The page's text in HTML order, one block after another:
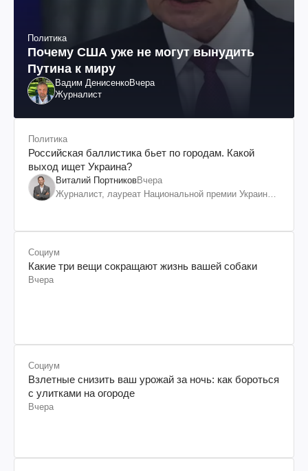
Политика
Почему США уже не могут вынудить
Путина к миру
Вадим ДенисенкоВчера
Журналист
Политика
Российская баллистика бьет по городам. Какой
выход ищет Украина?
Виталий ПортниковВчера
Журналист, лауреат Национальной премии Украины
Социум
Какие три вещи сокращают жизнь вашей собаки
Вчера
Социум
Взлетные снизить ваш урожай за ночь: как бороться
с улитками на огороде
Вчера